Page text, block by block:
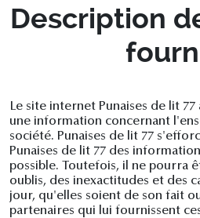
Description
Le site internet Punaises de lit
une information concernant
société. Punaises de lit 77
Punaises de lit 77 des
possible. Toutefois, il ne pourra
oublis, des inexactitudes et des
jour, qu'elles soient de son fait
partenaires qui lui fournissent